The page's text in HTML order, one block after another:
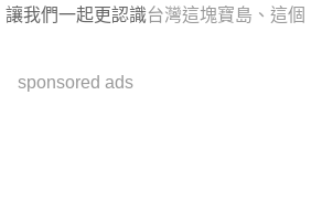
我們一起更認識台灣這塊寶島、這個
sponsored ads